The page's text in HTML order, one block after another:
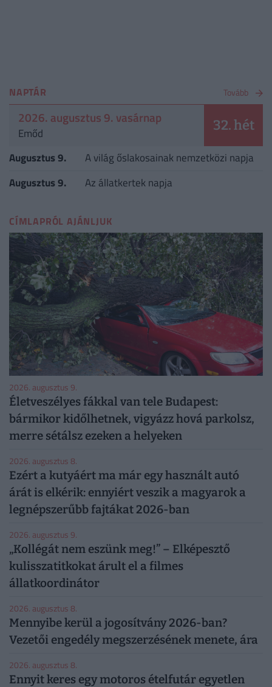
NAPTÁR Tovább
2026. augusztus 9. vasárnap
Emőd 32. hét
Augusztus 9.
A világ őslakosainak nemzetközi napja
Augusztus 9.
Az állatkertek napja
CÍMLAPRÓL AJÁNLJUK
2026. augusztus 9.
Életveszélyes fákkal van tele Budapest:
bármikor kidőlhetnek, vigyázz hová parkolsz,
merre sétálsz ezeken a helyeken
2026. augusztus 8.
Ezért a kutyáért ma már egy használt autó
árát is elkérik: ennyiért veszik a magyarok a
legnépszerűbb fajtákat 2026-ban
2026. augusztus 9.
„Kollégát nem eszünk meg!” – Elképesztő
kulisszatitkokat árult el a filmes
állatkoordinátor
2026. augusztus 8.
Mennyibe kerül a jogosítvány 2026-ban?
Vezetői engedély megszerzésének menete, ára
2026. augusztus 8.
Ennyit keres egy motoros ételfutár egyetlen